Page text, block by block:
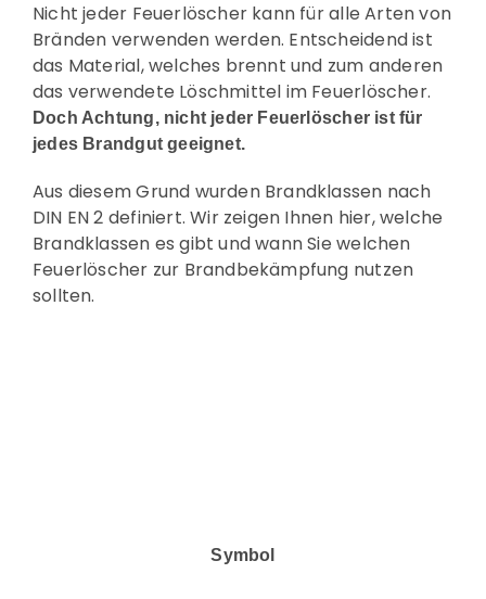
Produkte
Rettungspläne
Service
Referenzen
Katalog
Nicht jeder Feuerlöscher kann für alle Arten von
Bränden verwenden werden. Entscheidend ist
das Material, welches brennt und zum anderen
das verwendete Löschmittel im Feuerlöscher.
Doch Achtung, nicht jeder Feuerlöscher ist für
jedes Brandgut geeignet.
Aus diesem Grund wurden Brandklassen nach
DIN EN 2 definiert. Wir zeigen Ihnen hier, welche
Brandklassen es gibt und wann Sie welchen
Feuerlöscher zur Brandbekämpfung nutzen
sollten.
Symbol